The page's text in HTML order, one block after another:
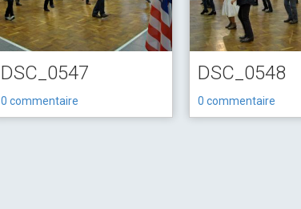
DSC_0547
0 commentaire
DSC_0548
0 commentaire